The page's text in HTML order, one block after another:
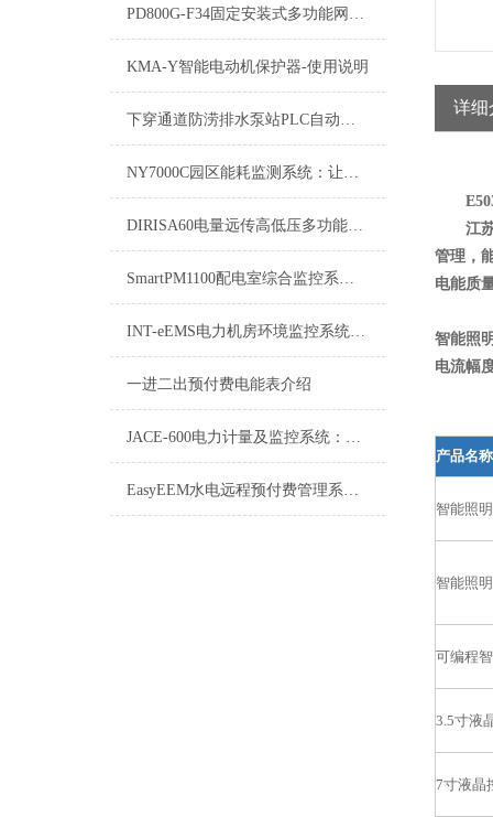
PD800G-F34固定安装式多功能网络电力仪表
KMA-Y智能电动机保护器-使用说明
下穿通道防涝排水泵站PLC自动化控制系统的创新实践与展望
NY7000C园区能耗监测系统：让产业园区从“耗能大户”变身“节能先锋”
DIRISA60电量远传高低压多功能电力仪表
SmartPM1100配电室综合监控系统SmartPM1100舜高方案
INT-eEMS电力机房环境监控系统：保障电力稳定供应的“隐形守护者”
一进二出预付费电能表介绍
JACE-600电力计量及监控系统：电力行业的智慧“心脏”与“眼睛”
EasyEEM水电远程预付费管理系统介绍
详细
江
管理，
电能质
智能照
电流幅
产品名称
智能照
智能照
可编程
3.5寸液
7寸液晶